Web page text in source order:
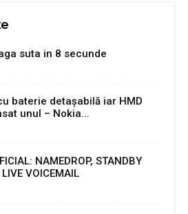
suta in 8 secunde
baterie detașabilă iar HMD
unul – Nokia...
NAMEDROP, STANDBY
VOICEMAIL